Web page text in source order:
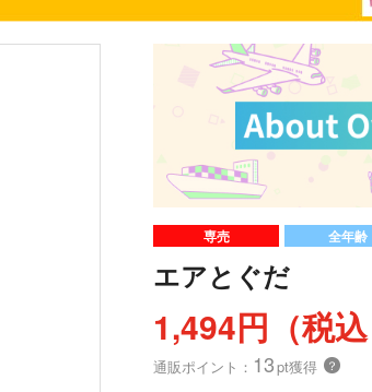
専売 全年齢
エアとぐだ
1,494円（税
通販ポイント： 13pt獲得 ？